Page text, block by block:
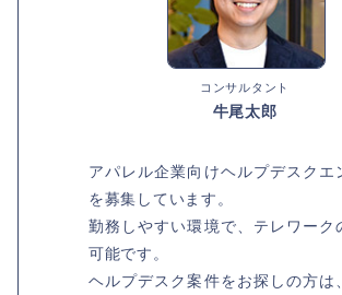
コンサルタント
牛尾太郎
アパレル企業向けヘルプデスクエ
を募集しています。
勤務しやすい環境で、テレワーク
可能です。
ヘルプデスク案件をお探しの方は